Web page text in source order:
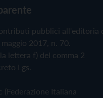
pubblici all'editoria
2017, n. 70.
lettera f) del comma 2
Lgs.
Italiana